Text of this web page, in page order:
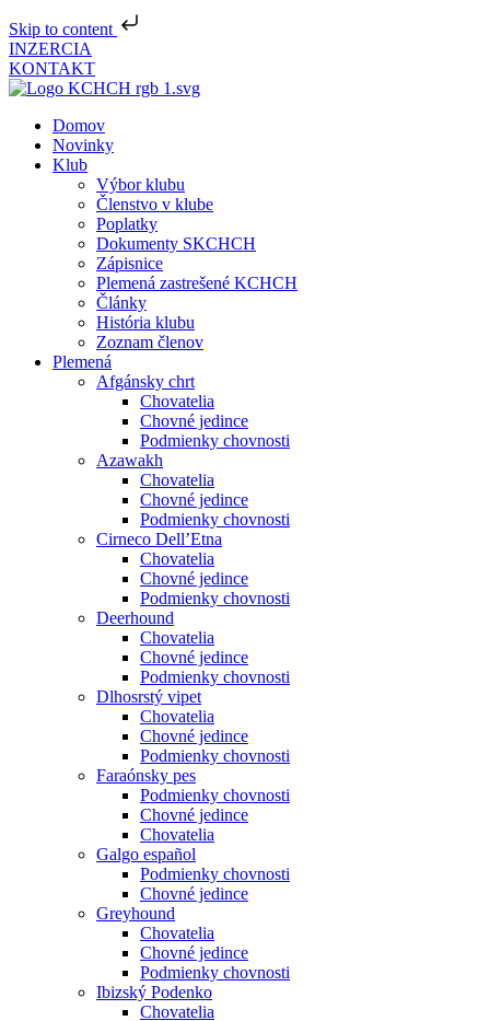
Skip to content
INZERCIA
KONTAKT
Domov
Novinky
Klub
Výbor klubu
Členstvo v klube
Poplatky
Dokumenty SKCHCH
Zápisnice
Plemená zastrešené KCHCH
Články
História klubu
Zoznam členov
Plemená
Afgánsky chrt
Chovatelia
Chovné jedince
Podmienky chovnosti
Azawakh
Chovatelia
Chovné jedince
Podmienky chovnosti
Cirneco Dell’Etna
Chovatelia
Chovné jedince
Podmienky chovnosti
Deerhound
Chovatelia
Chovné jedince
Podmienky chovnosti
Dlhosrstý vipet
Chovatelia
Chovné jedince
Podmienky chovnosti
Faraónsky pes
Podmienky chovnosti
Chovné jedince
Chovatelia
Galgo español
Podmienky chovnosti
Chovné jedince
Greyhound
Chovatelia
Chovné jedince
Podmienky chovnosti
Ibizský Podenko
Chovatelia